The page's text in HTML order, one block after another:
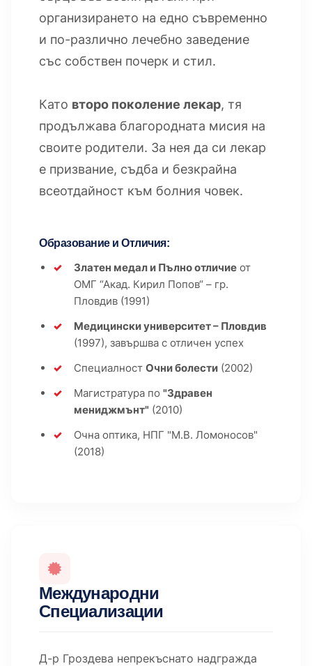
организирането на едно съвременно
и по-различно лечебно заведение
със собствен почерк и стил.
Като второ поколение лекар, тя
продължава благородната мисия на
своите родители. За нея да си лекар
е призвание, съдба и безкрайна
всеотдайност към болния човек.
Образование и Отличия:
Златен медал и Пълно отличиеот
ОМГ “Акад. Кирил Попов“ – гр.
Пловдив (1991)
Медицински университет – Пловдив
(1997), завършва с отличен успех
Специалност Очни болести(2002)
Магистратура по "Здравен
мениджмънт" (2010)
Очна оптика, НПГ "М.В. Ломоносов"
(2018)
Международни
Специализации
Д-р Гроздева непрекъснато надгражда